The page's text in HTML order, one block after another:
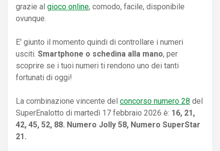
grazie al gioco online, comodo, facile, disponibile
ovunque.
E' giunto il momento quindi di controllare i numeri
usciti. Smartphone o schedina alla mano, per
scoprire se i tuoi numeri ti rendono uno dei tanti
fortunati di oggi!
La combinazione vincente del concorso numero 28 del
SuperEnalotto di martedì 17 febbraio 2026 è: 16, 21,
42, 45, 52, 88. Numero Jolly 58, Numero SuperStar
21.